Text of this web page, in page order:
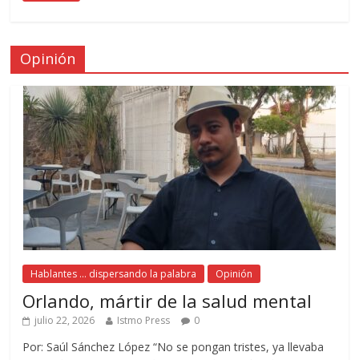
Opinión
Hablantes ... dispersando la palabra Opinión
Orlando, mártir de la salud mental
julio 22, 2026 Istmo Press 0
Por: Saúl Sánchez López “No se pongan tristes, ya llevaba